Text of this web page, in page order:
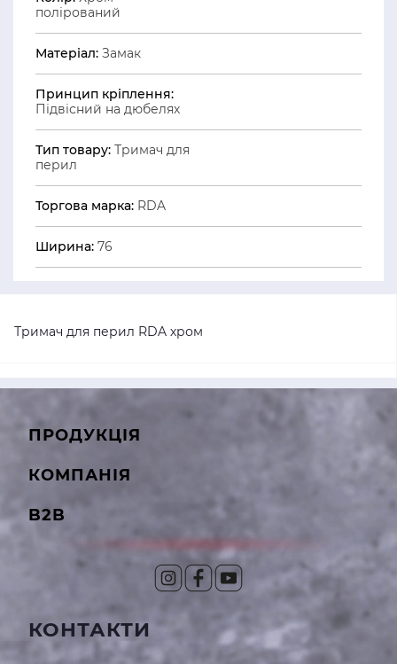
полірований
Матеріал: Замак
Принцип кріплення:
Підвісний на дюбелях
Тип товару: Тримач для
перил
Торгова марка: RDA
Ширина: 76
Тримач для перил RDA хром
ПРОДУКЦІЯ
КОМПАНІЯ
B2B
КОНТАКТИ